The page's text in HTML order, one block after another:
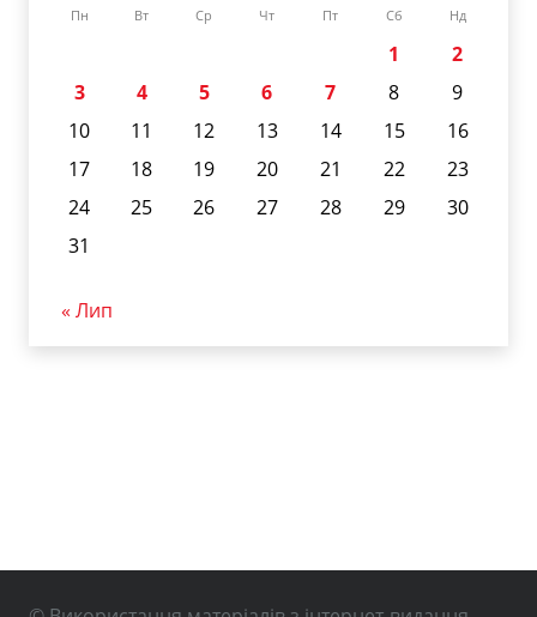
Пн Вт Ср Чт Пт Сб Нд
1
2
3
4 5 6 7 8
9
10
11 12 13 14 15
16
17
18 19 20 21 22
23
24
25 26 27 28 29
30
31
« Лип